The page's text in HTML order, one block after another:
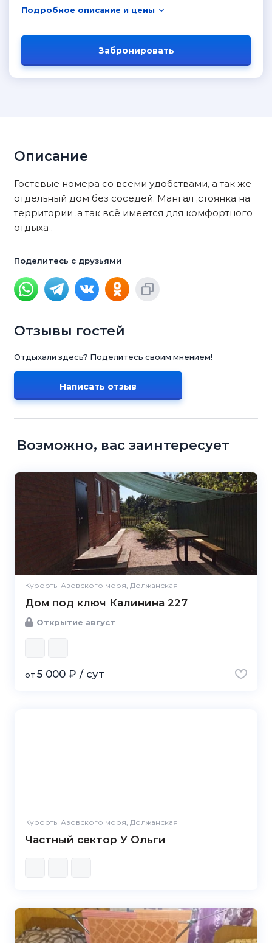
Подробное описание и цены
Забронировать
Описание
Гостевые номера со всеми удобствами, а так же
отдельный дом без соседей. Мангал ,стоянка на
территории ,а так всё имеется для комфортного
отдыха .
Поделитесь с друзьями
Отзывы гостей
Отдыхали здесь? Поделитесь своим мнением!
Написать отзыв
Возможно, вас заинтересует
Курорты Азовского моря, Должанская
Дом под ключ Калинина 227
Открытие август
от 5 000 ₽ / сут
Курорты Азовского моря, Должанская
Частный сектор У Ольги